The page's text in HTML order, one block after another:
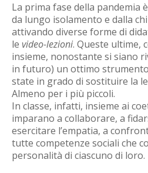
La prima fase della pandemia
da lungo isolamento e dalla
attivando diverse forme di
le video-lezioni. Queste ultime,
insieme, nonostante si siano
in futuro) un ottimo
state in grado di sostituire la
Almeno per i più piccoli.
In classe, infatti, insieme ai
imparano a collaborare, a
esercitare l’empatia, a
tutte competenze sociali che
personalità di ciascuno di loro.